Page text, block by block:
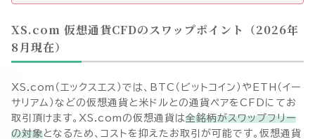
XS.com 仮想通貨CFDのスワップポイント（2026年
8月現在）
XS.com（エックスエス）では、BTC（ビットコイン）やETH（イー
サリアム）などの仮想通貨と米ドルとの通貨ペアをCFDにてお
取引頂けます。XS.comの仮想通貨は全銘柄がスワップフリー
の対象となるため、コストを抑えたお取引が可能です。仮想通貨